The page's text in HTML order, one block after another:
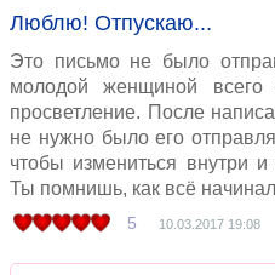
Люблю! Отпускаю...
Это письмо не было
молодой женщиной
просветление. После
не нужно было его
чтобы измениться внутри
Ты помнишь, как всё
5 10.03.2017 19:08